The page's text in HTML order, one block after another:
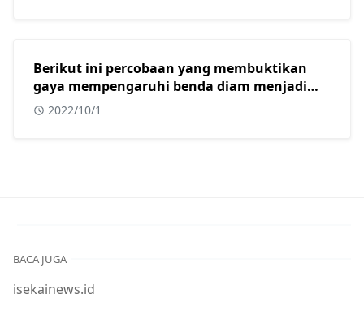
Berikut ini percobaan yang membuktikan
gaya mempengaruhi benda diam menjadi
bergerak adalah?
2022/10/1
BACA JUGA
isekainews.id